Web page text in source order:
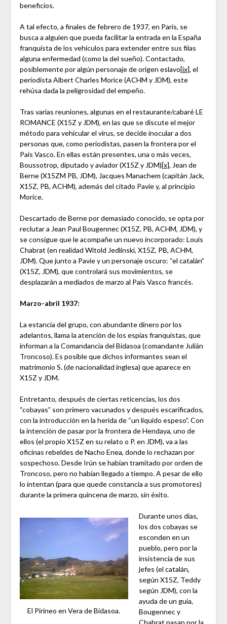
beneficios.
A tal efecto, a finales de febrero de 1937, en París, se
busca a alguien que pueda facilitar la entrada en la España
franquista de los vehículos para extender entre sus filas
alguna enfermedad (como la del sueño). Contactado,
posiblemente por algún personaje de origen eslavo[ix], el
periodista Albert Charles Morice (ACHM y JDM), este
rehúsa dada la peligrosidad del empeño.
Tras varias reuniones, algunas en el restaurante/cabaré LE
ROMANCE (X15Z y JDM), en las que se discute el mejor
método para vehicular el virus, se decide inocular a dos
personas que, como periodistas, pasen la frontera por el
País Vasco. En ellas están presentes, una o más veces,
Boussotrop, diputado y aviador (X15Z y JDM)[x], Jean de
Berne (X15ZM PB, JDM), Jacques Manachem (capitán Jack,
X15Z, PB, ACHM), además del citado Pavie y, al principio
Morice.
Descartado de Berne por demasiado conocido, se opta por
reclutar a Jean Paul Bougennec (X15Z, PB, ACHM, JDM), y
se consigue que le acompañe un nuevo incorporado: Louis
Chabrat (en realidad Witold Jedlinski, X15Z, PB, ACHM,
JDM). Que junto a Pavie y un personaje oscuro: “el catalán”
(X15Z, JDM), que controlará sus movimientos, se
desplazarán a mediados de marzo al País Vasco francés.
Marzo-abril 1937:
La estancia del grupo, con abundante dinero por los
adelantos, llama la atención de los espías franquistas, que
informan a la Comandancia del Bidasoa (comandante Julián
Troncoso). Es posible que dichos informantes sean el
matrimonio S. (de nacionalidad inglesa) que aparece en
X15Z y JDM.
Entretanto, después de ciertas reticencias, los dos
“cobayas” son primero vacunados y después escarificados,
con la introducción en la herida de “un líquido espeso”. Con
la intención de pasar por la frontera de Hendaya, uno de
ellos (el propio X15Z en su relato o P. en JDM), va a las
oficinas rebeldes de Nacho Enea, donde lo rechazan por
sospechoso. Desde Irún se habían tramitado por orden de
Troncoso, pero no habían llegado a tiempo. A pesar de ello
lo intentan (para que quede constancia a sus promotores)
durante la primera quincena de marzo, sin éxito.
El Pirineo en Vera de Bidasoa.
Durante unos días,
los dos cobayas se
esconden en un
pueblo, pero por la
insistencia de sus
jefes (el catalán,
según X15Z, Teddy
según JDM), con la
ayuda de un guía,
Bougennec y